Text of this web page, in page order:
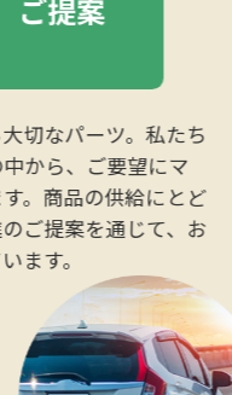
ご提案
切なパーツ。私たち
から、ご要望にマ
。商品の供給にとど
ご提案を通じて、お
ます。